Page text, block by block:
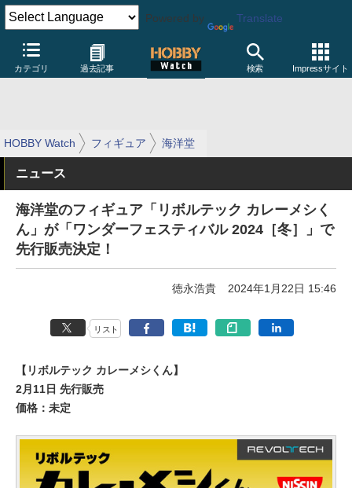
Powered by Translate
カテゴリ 過去記事 検索 Impressサイト
HOBBY Watch フィギュア 海洋堂
ニュース
海洋堂のフィギュア「リボルテック カレーメシく
ん」が「ワンダーフェスティバル 2024［冬］」で
先行販売決定！
徳永浩貴 2024年1月22日 15:46
リスト
【リボルテック カレーメシくん】
2月11日 先行販売
価格：未定